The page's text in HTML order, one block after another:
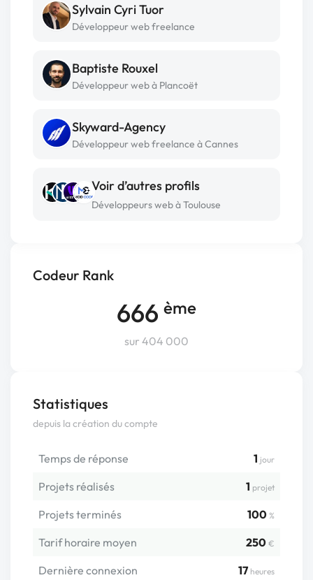
Codeur Rank
666 ème
sur 404 000
Statistiques
depuis la création du compte
Temps de réponse 1 jour
Projets réalisés 1 projet
Projets terminés 100 %
Tarif horaire moyen 250 €
Dernière connexion 17 heures
Sylvain Cyri Tuor
Développeur web freelance
Baptiste Rouxel
Développeur web à Plancoët
Skyward-Agency
Développeur web freelance à Cannes
Voir d’autres profils
Développeurs web à Toulouse